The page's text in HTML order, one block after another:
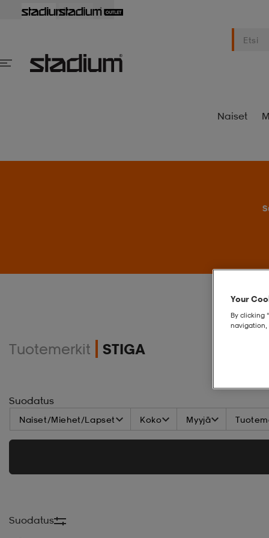
Naiset
Tuotemerkit STIGA
Suodatus
Naiset/Miehet/Lapset Koko Myyjä
Suodatus
Your
By clicking
navigation,